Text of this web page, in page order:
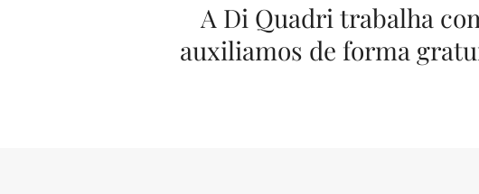
A Di Quadri trabalha
auxiliamos de forma